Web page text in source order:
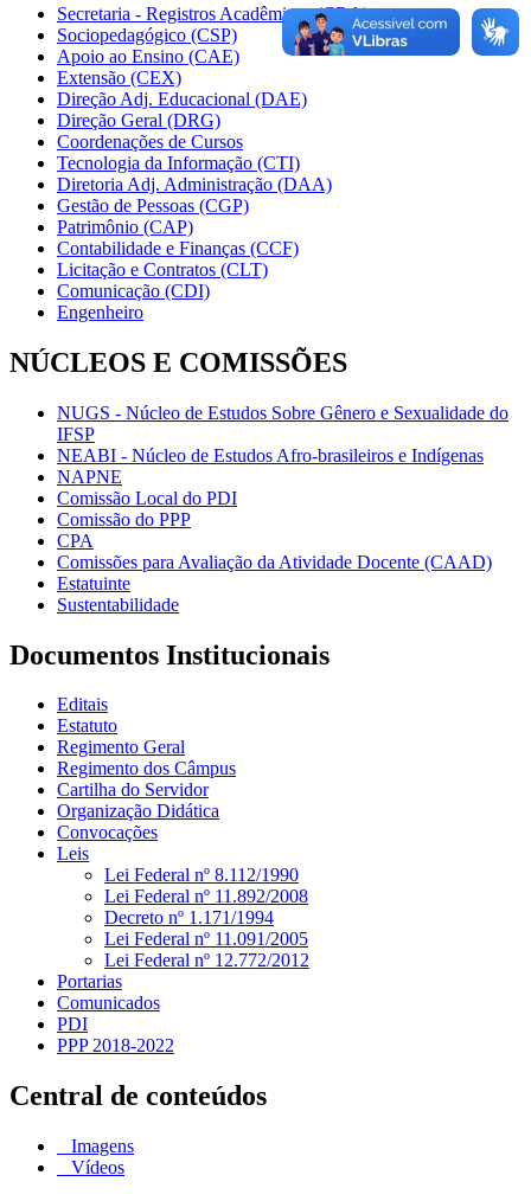
Secretaria - Registros Acadêmicos (CRA)
Sociopedagógico (CSP)
Apoio ao Ensino (CAE)
Extensão (CEX)
Direção Adj. Educacional (DAE)
Direção Geral (DRG)
Coordenações de Cursos
Tecnologia da Informação (CTI)
Diretoria Adj. Administração (DAA)
Gestão de Pessoas (CGP)
Patrimônio (CAP)
Contabilidade e Finanças (CCF)
Licitação e Contratos (CLT)
Comunicação (CDI)
Engenheiro
NÚCLEOS E COMISSÕES
NUGS - Núcleo de Estudos Sobre Gênero e Sexualidade do
IFSP
NEABI - Núcleo de Estudos Afro-brasileiros e Indígenas
NAPNE
Comissão Local do PDI
Comissão do PPP
CPA
Comissões para Avaliação da Atividade Docente (CAAD)
Estatuinte
Sustentabilidade
Documentos Institucionais
Editais
Estatuto
Regimento Geral
Regimento dos Câmpus
Cartilha do Servidor
Organização Didática
Convocações
Leis
Lei Federal nº 8.112/1990
Lei Federal nº 11.892/2008
Decreto nº 1.171/1994
Lei Federal nº 11.091/2005
Lei Federal nº 12.772/2012
Portarias
Comunicados
PDI
PPP 2018-2022
Central de conteúdos
Imagens
Vídeos